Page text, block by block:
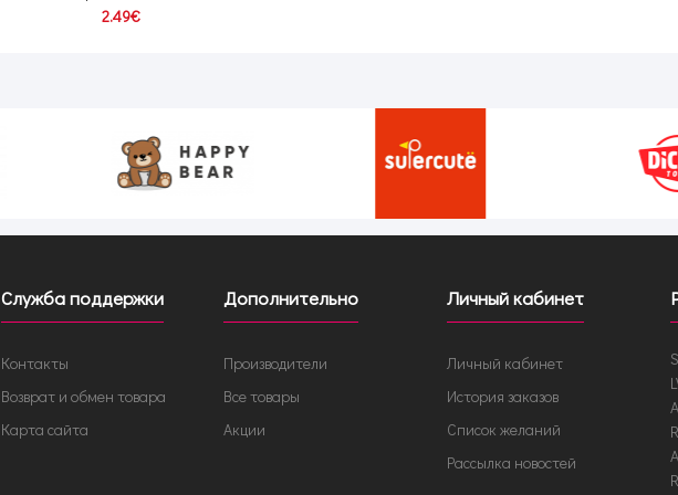
2.49€
Служба поддержки
Контакты
Возврат и обмен товара
Карта сайта
Дополнительно
Производители
Все товары
Акции
Личный кабинет
Личный кабинет
История заказов
Список желаний
Рассылка новостей